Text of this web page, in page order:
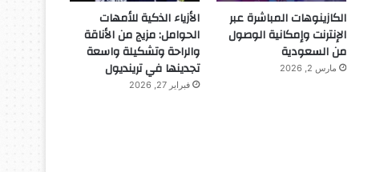
الكازينوهات المباشرة عبر
الإنترنت وإمكانية الوصول
من السعودية
مارس 2, 2026
الأزياء الذكية للأمهات
الحوامل: مزيج من الأناقة
والراحة وتشكيلة واسعة
تجدينها في ترينديول
فبراير 27, 2026